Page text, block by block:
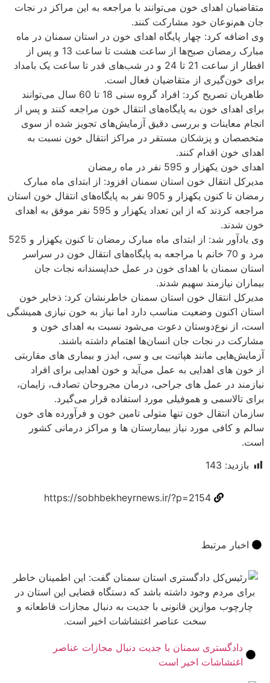
اهدای خون می‌توانند با مراجعه به این مراکز در نجات
خود مشارکت کنند.
کرد: چهار پایگاه اهدای خون در استان سمنان در ماه
مبارک رمضان صبح‌ها از ساعت هشت تا ساعت 13 و پس از
افطار از ساعت 21 تا 24 و در شب‌های قدر تا ساعت یک بامداد
از متقاضیان فعال است.
طاهریان تصریح کرد: افراد گروه سنی 18 تا 60 سال می‌توانند
خون به پایگاه‌های انتقال خون مراجعه کنند و پس از
و بررسی دقیق آزمایش‌های تجویز شده از سوی
و پزشکان مستقر در مراکز انتقال خون نسبت به
اقدام کنند.
و 595 نفر در ماه رمضان
خون استان سمنان افزود: از ابتدای ماه مبارک
رمضان تا کنون یکهزار و 905 نفر به پایگاه‌های انتقال خون استان
مراجعه کردند که از این تعداد یکهزار و 595 نفر موفق به اهدای
وی یادآور شد: از ابتدای ماه مبارک رمضان تا کنون یکهزار و 525
مرد و 70 خانم با مراجعه به پایگاه‌های انتقال خون در سراسر
با اهدای خون در عمل خداپسندانه نجات جان
سهیم شدند.
خون استان سمنان خاطرنشان کرد: ذخایر خون
وضعیت مناسب دارد اما نیاز به خون نیازی همیشگی
نوع‌دوستان دعوت می‌شود نسبت به اهدای خون و
نجات جان انسان‌ها اهتمام داشته باشند.
مانند هپاتیت بی و سی، ایدز و بیماری های مقاربتی
اهدایی به عمل می‌آید و خون اهدایی برای افراد
در عمل های جراحی، درمان مجروحان تصادف، زایمان،
و هموفیلی مورد استفاده قرار می‌گیرد.
خون تنها متولی تامین خون و فرآورده های خون
مورد نیاز بیمارستان ها و مراکز درمانی کشور
143
https://sobhbekheyrnews.ir/?p=2154
مرتبط
سمنان با جدیت دنبال مجازات عناصر
اخیر است